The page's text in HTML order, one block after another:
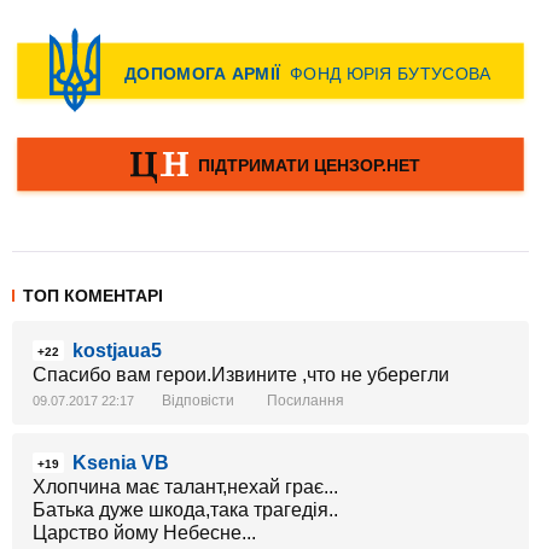
ТОП КОМЕНТАРІ
+22
kostjaua5
Спасибо вам герои.Извините ,что не уберегли
09.07.2017 22:17 Відповісти Посилання
+19
Ksenia VB
Хлопчина має талант,нехай грає...
Батька дуже шкода,така трагедія..
Царство йому Небесне...